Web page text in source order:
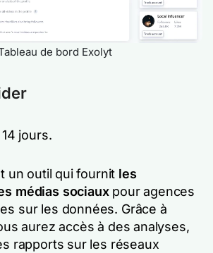
de bord Exolyt
jours.
un outil quifournit les
médias sociauxpouragences
sur les données. Grâce à
aurez accès à des analyses,
rapports sur les réseaux